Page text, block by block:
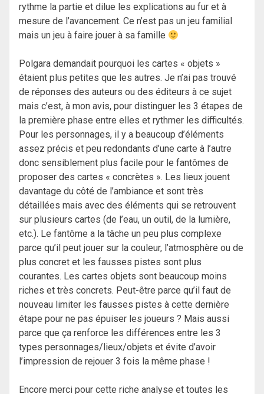
rythme la partie et dilue les explications au fur et à
mesure de l’avancement. Ce n’est pas un jeu familial
mais un jeu à faire jouer à sa famille
Polgara demandait pourquoi les cartes « objets »
étaient plus petites que les autres. Je n’ai pas trouvé
de réponses des auteurs ou des éditeurs à ce sujet
mais c’est, à mon avis, pour distinguer les 3 étapes de
la première phase entre elles et rythmer les difficultés.
Pour les personnages, il y a beaucoup d’éléments
assez précis et peu redondants d’une carte à l’autre
donc sensiblement plus facile pour le fantômes de
proposer des cartes « concrètes ». Les lieux jouent
davantage du côté de l’ambiance et sont très
détaillées mais avec des éléments qui se retrouvent
sur plusieurs cartes (de l’eau, un outil, de la lumière,
etc.). Le fantôme a la tâche un peu plus complexe
parce qu’il peut jouer sur la couleur, l’atmosphère ou de
plus concret et les fausses pistes sont plus
courantes. Les cartes objets sont beaucoup moins
riches et très concrets. Peut-être parce qu’il faut de
nouveau limiter les fausses pistes à cette dernière
étape pour ne pas épuiser les joueurs ? Mais aussi
parce que ça renforce les différences entre les 3
types personnages/lieux/objets et évite d’avoir
l’impression de rejouer 3 fois la même phase !
Encore merci pour cette riche analyse et toutes les